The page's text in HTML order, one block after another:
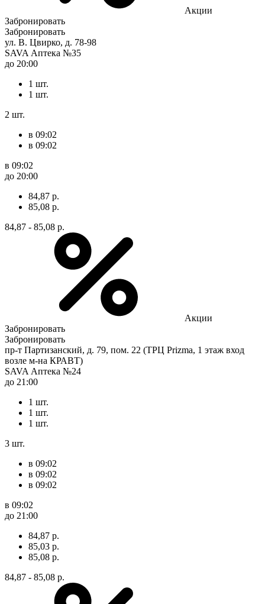
Акции
Забронировать
Забронировать
ул. В. Цвирко, д. 78-98
SAVA Аптека №35
до 20:00
1 шт.
1 шт.
2 шт.
в 09:02
в 09:02
в 09:02
до 20:00
84,87 р.
85,08 р.
84,87 - 85,08 р.
Акции
Забронировать
Забронировать
пр-т Партизанский, д. 79, пом. 22 (ТРЦ Prizma, 1 этаж вход
возле м-на КРАВТ)
SAVA Аптека №24
до 21:00
1 шт.
1 шт.
1 шт.
3 шт.
в 09:02
в 09:02
в 09:02
в 09:02
до 21:00
84,87 р.
85,03 р.
85,08 р.
84,87 - 85,08 р.